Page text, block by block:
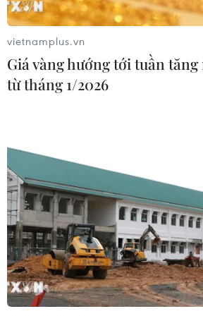
loạt ôtô thủng lốp trên cao tốc
Nam
07/08/2026 10:03
An Giang: Kịp thời hỗ trợ các hộ
Đồng chí Lê Quang Đạo - nhà
đạo tài năng của Đảng và cách
Việt Nam
07/08/2026 09:49
Tháo gỡ dứt điểm vướng mắc
vietnamplus.vn
Giá vàng hướng tới tuần
từ tháng 1/2026